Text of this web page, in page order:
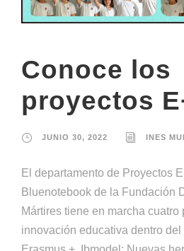
Conoce los
proyectos
JUNIO 30, 2022 INES
El departamento de Proyectos
Bluenotebook de la Fundación
Mártires tiene en marcha cuatro
innovación educativa dentro